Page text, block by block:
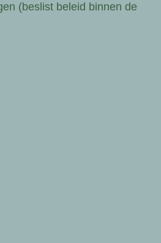
(beslist beleid binnen de